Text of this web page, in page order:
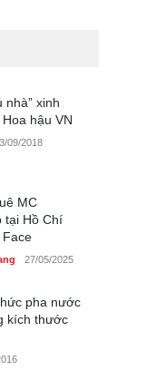
của Hoa
giới trẻ
10/2025
nhà” xinh
hậu VN
09/2018
MC
tại Hồ Chí
Face
27/05/2025
pha nước
kích thước